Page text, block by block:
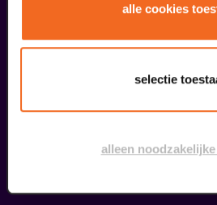
alle cookies
selectie
alleen
€ 39,50
meer informatie